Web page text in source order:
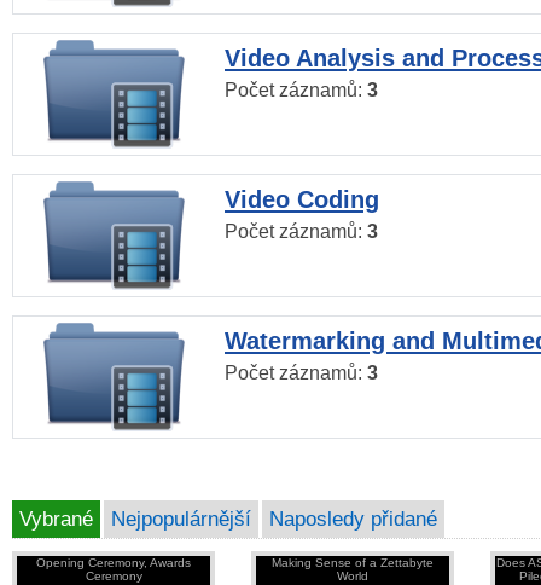
Video Analysis and
Počet záznamů: 3
Video Coding
Počet záznamů: 3
Watermarking and
Počet záznamů: 3
Vybrané Nejpopulárnější Naposledy přidané
Opening Ceremony, Awards
Ceremony
Making Sense of a Zettabyte
World
Does